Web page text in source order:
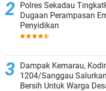
Polres Sekadau
Dugaan Perampasan
Penyidikan
Dampak Kemarau,
1204/Sanggau
Bersih Untuk Warga